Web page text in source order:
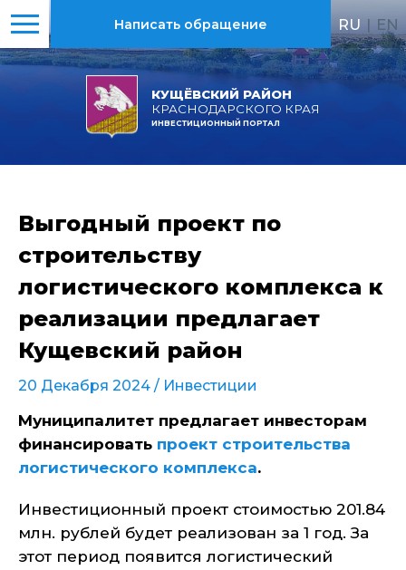
КУЩЁВСКИЙ РАЙОН
КРАСНОДАРСКОГО КРАЯ
ИНВЕСТИЦИОННЫЙ ПОРТАЛ
Написать обращение RU | EN
Выгодный проект по
строительству
логистического комплекса к
реализации предлагает
Кущевский район
20 Декабря 2024 / Инвестиции
Муниципалитет предлагает инвесторам
финансировать проект строительства
логистического комплекса.
Инвестиционный проект стоимостью 201.84
млн. рублей будет реализован за 1 год. За
этот период появится логистический